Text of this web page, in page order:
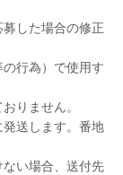
した場合の修正
行為）で使用す
りません。
送します。番地
い場合、送付先